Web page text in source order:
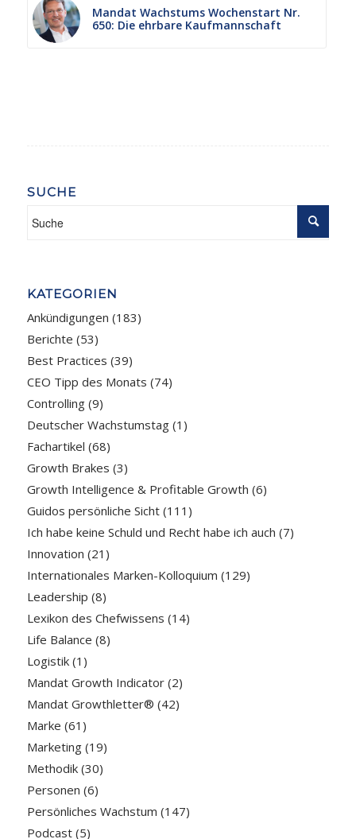
Mandat Wachstums Wochenstart Nr.
650: Die ehrbare Kaufmannschaft
SUCHE
KATEGORIEN
Ankündigungen (183)
Berichte (53)
Best Practices (39)
CEO Tipp des Monats (74)
Controlling(9)
Deutscher Wachstumstag(1)
Fachartikel (68)
Growth Brakes (3)
Growth Intelligence & Profitable Growth (6)
Guidos persönliche Sicht(111)
Ich habe keine Schuld und Recht habe ich auch (7)
Innovation (21)
Internationales Marken-Kolloquium (129)
Leadership (8)
Lexikon des Chefwissens (14)
Life Balance (8)
Logistik(1)
Mandat Growth Indicator(2)
Mandat Growthletter® (42)
Marke (61)
Marketing(19)
Methodik(30)
Personen (6)
Persönliches Wachstum (147)
Podcast(5)